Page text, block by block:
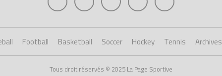
Football Basketball Soccer Hockey Tennis
Tous droit réservés © 2025 La Page Sportive